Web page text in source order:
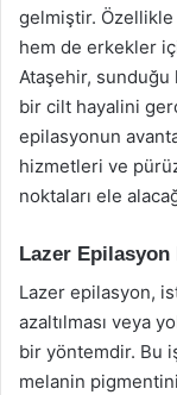
gelmiştir. Özellikle
hem de erkekler
Ataşehir,
bir cilt hayalini
epilasyonun
hizmetleri ve
noktaları ele
Lazer Epilasyon
Lazer epilasyon,
azaltılması veya
bir yöntemdir. Bu
melanin